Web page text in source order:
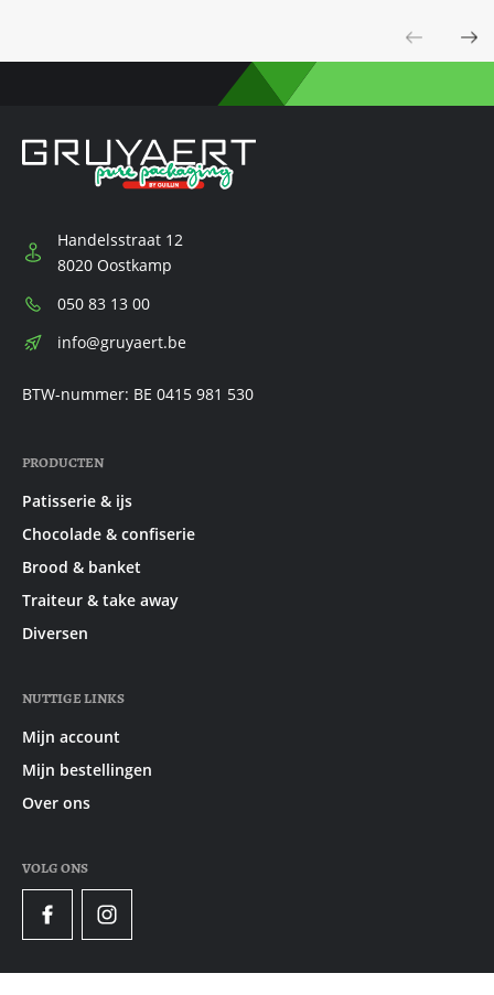
Handelsstraat 12
8020 Oostkamp
Telefoon:
050 83 13 00
E-
info@gruyaert.be
BTW-nummer: BE 0415 981 530
PRODUCTEN
Patisserie & ijs
Chocolade & confiserie
Brood & banket
Traiteur & take away
Diversen
NUTTIGE LINKS
Mijn account
Mijn bestellingen
Over ons
VOLG ONS
FacebookInstagram